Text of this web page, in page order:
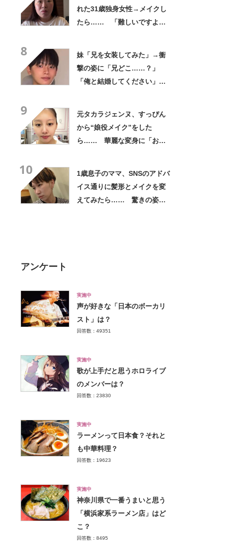
れた31歳独身女性→メイクし
たら…… 「難しいですよ
8
妹「兄を女装してみた」→衝
撃の姿に「兄どこ……？」
「俺と結婚してください」と
9
元タカラジェンヌ、すっぴん
から“娘役メイク”をした
ら…… 華麗な変身に「おぉ
10
1歳息子のママ、SNSのアドバ
イス通りに髪形とメイクを変
えてみたら…… 驚きの姿に
アンケート
実施中
声が好きな「日本のボーカリ
スト」は？
回答数：49351
実施中
歌が上手だと思うホロライブ
のメンバーは？
回答数：23830
実施中
ラーメンって日本食？それと
も中華料理？
回答数：19623
実施中
神奈川県で一番うまいと思う
「横浜家系ラーメン店」はど
こ？
回答数：8495